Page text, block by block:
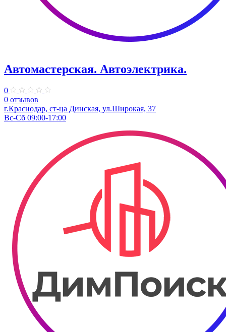
Автомастерская. Автоэлектрика.
0
0 отзывов
г.Краснодар, ст-ца Динская, ул.Широкая, 37
Вс-Сб 09:00-17:00